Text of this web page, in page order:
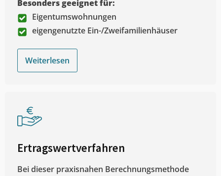
Besonders geeignet für:
Eigentumswohnungen
eigengenutzte Ein-/Zweifamilienhäuser
Weiterlesen
Ertragswertverfahren
Bei dieser praxisnahen Berechnungsmethode